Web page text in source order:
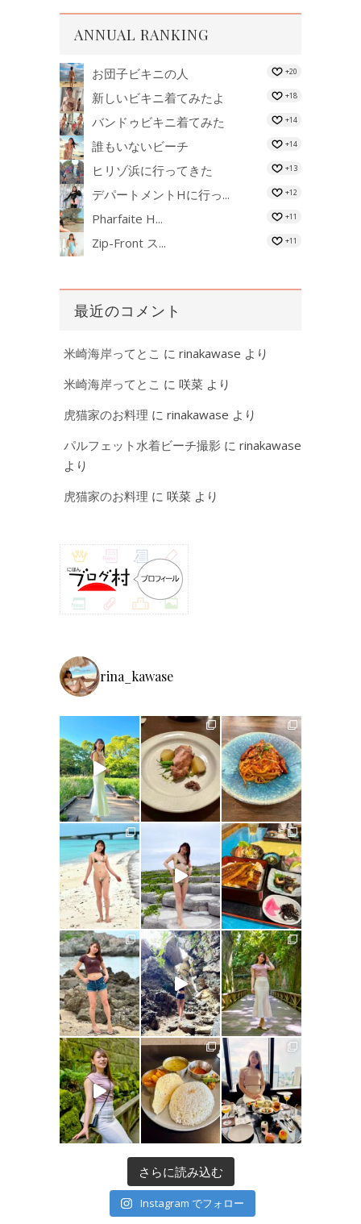
ANNUAL RANKING
お団子ビキニの人 +20
新しいビキニ着てみたよ +18
バンドゥビキニ着てみた +14
誰もいないビーチ +14
ヒリゾ浜に行ってきた +13
デパートメントHに行っ... +12
Pharfaite H... +11
Zip-Front ス... +11
最近のコメント
米崎海岸ってとこ に rinakawase より
米崎海岸ってとこ に 咲菜 より
虎猫家のお料理 に rinakawase より
パルフェット水着ビーチ撮影 に rinakawase
より
虎猫家のお料理 に 咲菜 より
rina_kawase
さらに読み込む
Instagram でフォロー